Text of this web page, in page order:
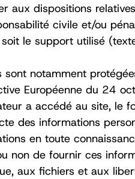
dispositions
civile et/ou
le support utilisé
sont notamment
Européenne du 24
a accédé au site, le
des informations
en toute
non de fournir ces
aux fichiers et aux